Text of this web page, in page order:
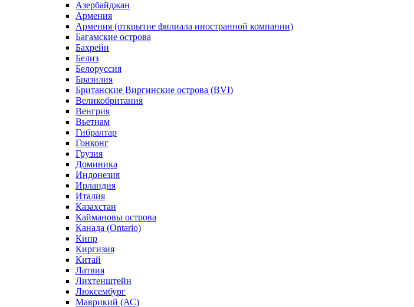
Азербайджан
Армения
Армения (открытие филиала иностранной компании)
Багамские острова
Бахрейн
Белиз
Белоруссия
Бразилия
Британские Виргинские острова (BVI)
Великобритания
Венгрия
Вьетнам
Гибралтар
Гонконг
Грузия
Доминика
Индонезия
Ирландия
Италия
Казахстан
Каймановы острова
Канада (Ontario)
Кипр
Киргизия
Китай
Латвия
Лихтенштейн
Люксембург
Маврикий (АС)